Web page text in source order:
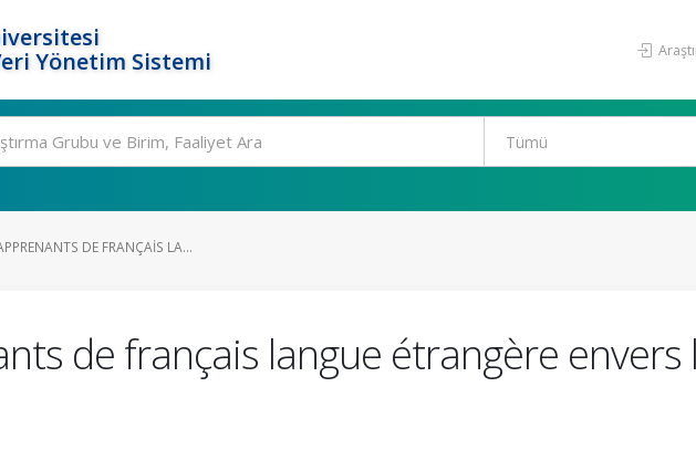
Yönetim Sistemi
DE FRANÇAIS LA...
de français langue étrangère envers